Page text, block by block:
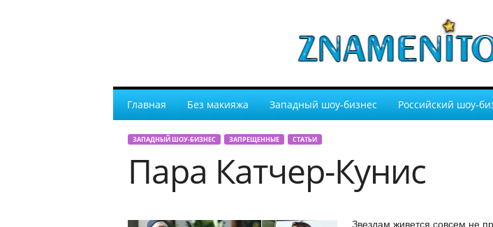
Главная Без макияжа Западный шоу-бизнес Российский шоу-
ЗАПАДНЫЙ ШОУ-БИЗНЕС ЗАПРЕЩЕННЫЕ СТАТЬИ
Пара Катчер-Кунис
Звездам живется совсем не